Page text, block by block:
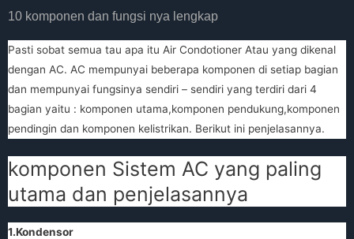
10 komponen dan fungsi nya lengkap
Pasti sobat semua tau apa itu Air Condotioner Atau yang dikenal
dengan AC. AC mempunyai beberapa komponen di setiap bagian
dan mempunyai fungsinya sendiri – sendiri yang terdiri dari 4
bagian yaitu : komponen utama,komponen pendukung,komponen
pendingin dan komponen kelistrikan. Berikut ini penjelasannya.
komponen Sistem AC yang paling
utama dan penjelasannya
1.Kondensor